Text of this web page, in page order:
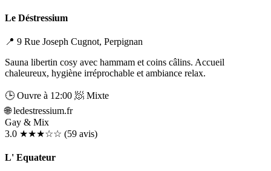
Le Déstressium
📍 9 Rue Joseph Cugnot, Perpignan
Sauna libertin cosy avec hammam et coins câlins. Accueil
chaleureux, hygiène irréprochable et ambiance relax.
🕒 Ouvre à 12:00 🧖 Mixte
🌐ledestressium.fr
Gay & Mix
3.0 ★★★☆☆ (59 avis)
L' Equateur